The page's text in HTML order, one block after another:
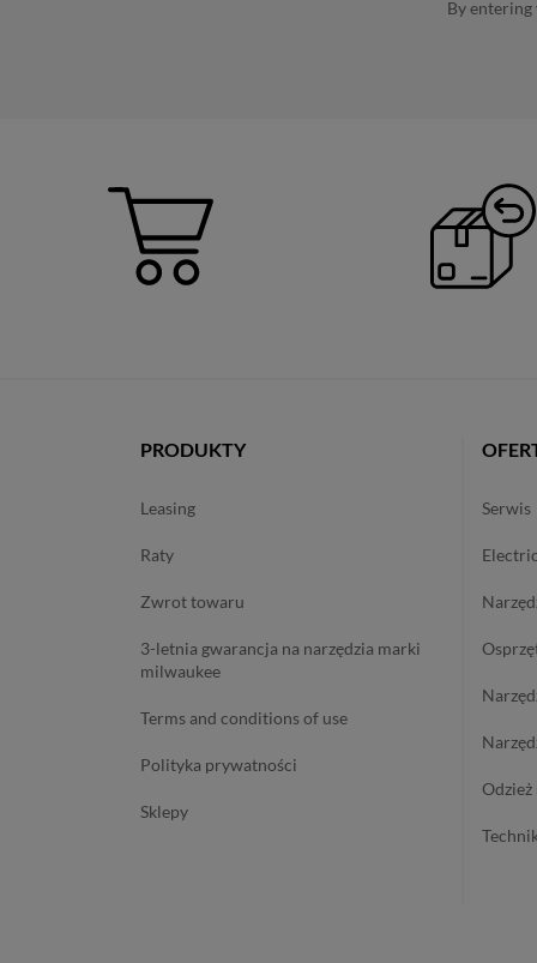
By
PRODUKTY
leasing
raty
zwrot towaru
3-letnia gwarancja na narzędzia marki
milwaukee
terms and conditions of use
polityka prywatności
sklepy
serwis